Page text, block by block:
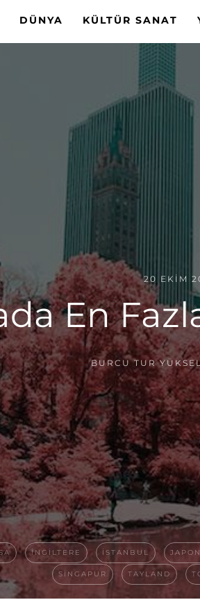
DÜNYA KÜLTÜR SANAT
20 EKIM
En
BURCU TUR
INGILTERE ISTANBUL
SINGAPUR TAYLAND